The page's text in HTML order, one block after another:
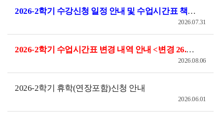
2026-2학기 수강신청 일정 안내 및 수업시간표 책자 공지
2026.07.31
2026-2학기 수업시간표 변경 내역 안내 <변경 26.08.07.>
2026.08.06
2026-2학기 휴학(연장포함)신청 안내
2026.06.01